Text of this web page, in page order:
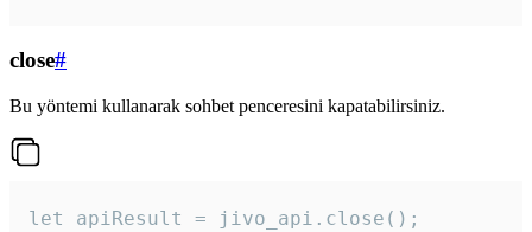
close#
Bu yöntemi kullanarak sohbet penceresini kapatabilirsiniz.
let apiResult = jivo_api.close();